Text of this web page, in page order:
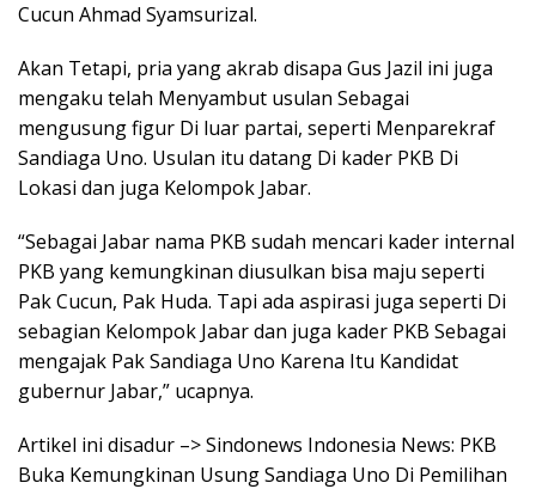
Cucun Ahmad Syamsurizal.
Akan Tetapi, pria yang akrab disapa Gus Jazil ini juga
mengaku telah Menyambut usulan Sebagai
mengusung figur Di luar partai, seperti Menparekraf
Sandiaga Uno. Usulan itu datang Di kader PKB Di
Lokasi dan juga Kelompok Jabar.
“Sebagai Jabar nama PKB sudah mencari kader internal
PKB yang kemungkinan diusulkan bisa maju seperti
Pak Cucun, Pak Huda. Tapi ada aspirasi juga seperti Di
sebagian Kelompok Jabar dan juga kader PKB Sebagai
mengajak Pak Sandiaga Uno Karena Itu Kandidat
gubernur Jabar,” ucapnya.
Artikel ini disadur –> Sindonews Indonesia News: PKB
Buka Kemungkinan Usung Sandiaga Uno Di Pemilihan